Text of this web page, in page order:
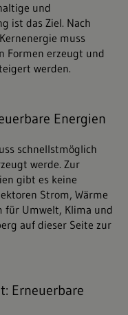
und
ist das Ziel. Nach
muss
Formen erzeugt und
werden.
Energien
schnellstmöglich
werde. Zur
gibt es keine
Strom, Wärme
für Umwelt, Klima und
auf dieser Seite zur
Erneuerbare